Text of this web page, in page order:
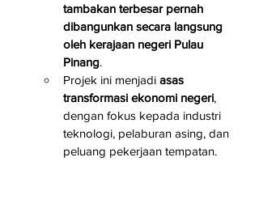
tambakan terbesar pernah
dibangunkan secara langsung
oleh kerajaan negeri Pulau
Pinang.
Projek ini menjadi asas
transformasi ekonomi negeri,
dengan fokus kepada industri
teknologi, pelaburan asing, dan
peluang pekerjaan tempatan.